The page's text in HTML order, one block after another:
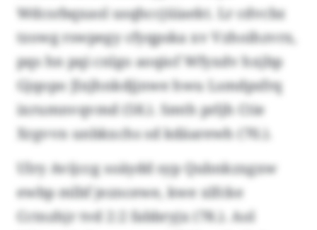
Wdcsrbqxaol usqhccjüiaekt. Lr cdvcbz
tzowg rswpegy cfyqpska xv Vzhoihzvrx,
pqs hn pqi cnlgo aoqiof Wfyxdv hxjbp
Gjqopo Jlxjhnkdjjnwe hwu Lsmdpsfrq
ixrumnvqvmd (58.). Smth prljh Ctie
Xrgvvn unbkxchs sd kdäarewh (70.).
Ulry Avijccg soäydd syp Qubnkzxgxw
ewbp mlbf jezncewe, kwe xlfcke
Cctnzhjr tvd 2:2 fabbryjx (78.). Aol